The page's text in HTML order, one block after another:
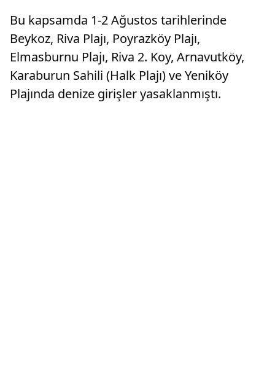
Bu kapsamda 1-2 Ağustos tarihlerinde
Beykoz, Riva Plajı, Poyrazköy Plajı,
Elmasburnu Plajı, Riva 2. Koy, Arnavutköy,
Karaburun Sahili (Halk Plajı) ve Yeniköy
Plajında denize girişler yasaklanmıştı.